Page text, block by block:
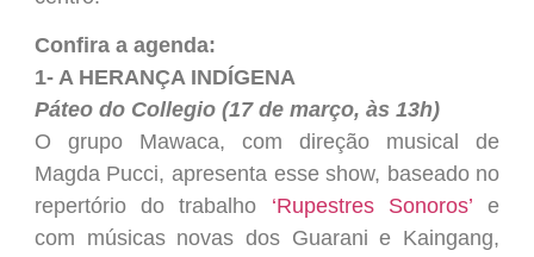
Confira a agenda:
1- A HERANÇA INDÍGENA
Páteo do Collegio (17 de março, às 13h)
O grupo Mawaca, com direção musical de
Magda Pucci, apresenta esse show, baseado no
repertório do trabalho ‘Rupestres Sonoros’ e
com músicas novas dos Guarani e Kaingang,